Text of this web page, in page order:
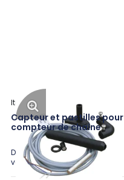
Capteur et pastilles pour
compteur de chaîne
Italwinch
Disponible en plusieurs
variantes